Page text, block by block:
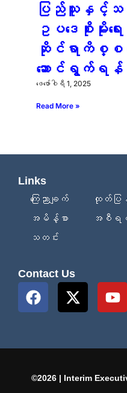
ပြည်သူနှင့်သ
ဥပဒေစိုးမိုးရ
ဆိုင်ရာကိစ္စ
ဆောင်ရွက်ရန် ညွှ
ဖေ‌ဖော်ဝါရီ 1, 2025
Read More »
Links
ကြေညာချက်
ထုတ်ပြ
အမိန့်စာ
အစီရ
သတင်း
Contact Us
©2026 | Interim